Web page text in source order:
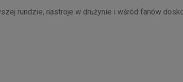
rundzie, nastroje w drużynie i wśród fanów